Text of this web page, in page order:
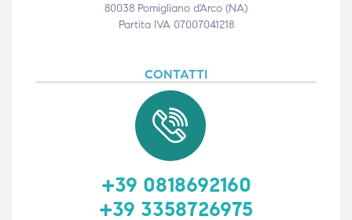
80038 Pomigliano d'Arco (NA)
Partita IVA 07007041218
CONTATTI
+39 0818692160
+39 3358726975